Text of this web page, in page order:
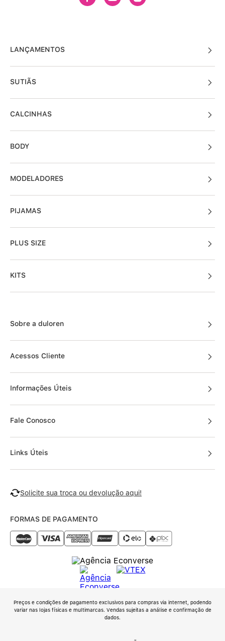
LANÇAMENTOS
SUTIÃS
CALCINHAS
BODY
MODELADORES
PIJAMAS
PLUS SIZE
KITS
Sobre a duloren
Acessos Cliente
Informações Úteis
Fale Conosco
Links Úteis
Solicite sua troca ou devolução aqui!
FORMAS DE PAGAMENTO
Preços e condições de pagamento exclusivos para compras via internet, podendo
variar nas lojas físicas e multimarcas. Vendas sujeitas a análise e confirmação de
dados.